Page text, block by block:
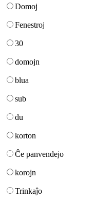
Domoj
Fenestroj
30
domojn
blua
sub
du
korton
Ĉe panvendejo
korojn
Trinkaĵo